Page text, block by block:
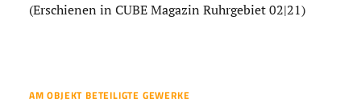
(Erschienen in CUBE Magazin Ruhrgebiet 02|21)
AM OBJEKT BETEILIGTE GEWERKE